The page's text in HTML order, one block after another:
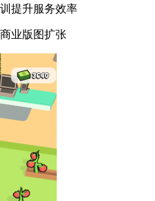
提升服务效率
业版图扩张